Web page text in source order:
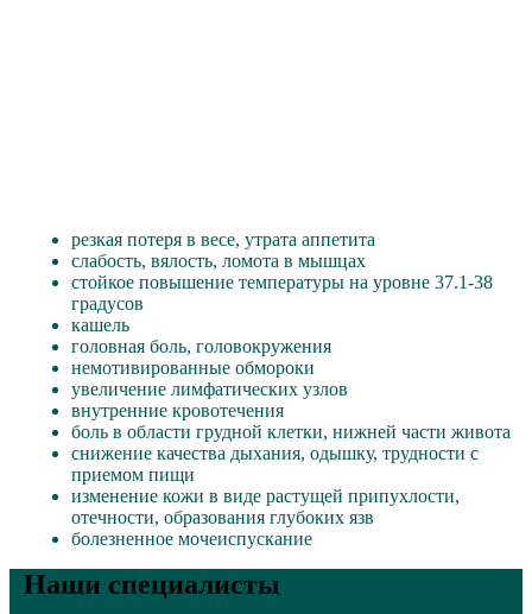
резкая потеря в весе, утрата аппетита
слабость, вялость, ломота в мышцах
стойкое повышение температуры на уровне 37.1-38
градусов
кашель
головная боль, головокружения
немотивированные обмороки
увеличение лимфатических узлов
внутренние кровотечения
боль в области грудной клетки, нижней части живота
снижение качества дыхания, одышку, трудности с
приемом пищи
изменение кожи в виде растущей припухлости,
отечности, образования глубоких язв
болезненное мочеиспускание
Наши специалисты